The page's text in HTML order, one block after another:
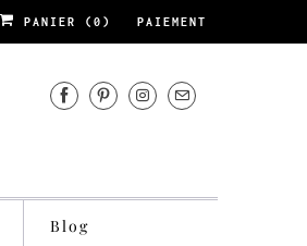
PANIER ( 0 ) PAIEMENT
Blog